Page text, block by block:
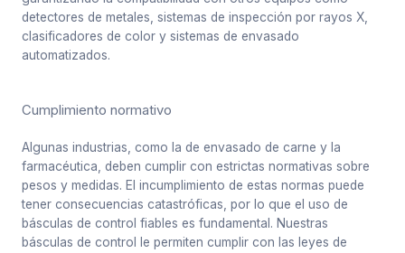
detectores de metales, sistemas de inspección por rayos X,
clasificadores de color y sistemas de envasado
automatizados.
Cumplimiento normativo
Algunas industrias, como la de envasado de carne y la
farmacéutica, deben cumplir con estrictas normativas sobre
pesos y medidas. El incumplimiento de estas normas puede
tener consecuencias catastróficas, por lo que el uso de
básculas de control fiables es fundamental. Nuestras
básculas de control le permiten cumplir con las leyes de